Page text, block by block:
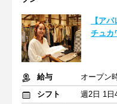
【ア
チュカ
給与
オープン
シフト
週2日 1日